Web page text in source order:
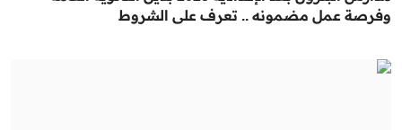
وفرصة عمل مضمونه .. تعرف على الشروط